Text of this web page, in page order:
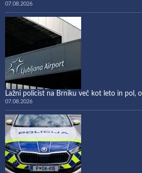
07.08.2026
Lažni policist na Brniku več kot leto in pol,
07.08.2026